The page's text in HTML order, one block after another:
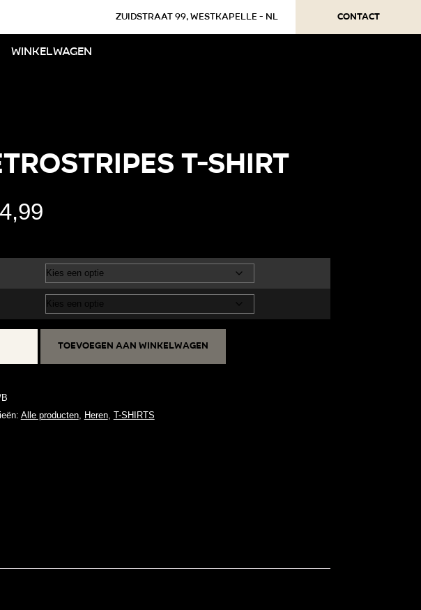
Zuidstraat 99, Westkapelle - NL Contact
Winkelwagen
T-SHIRT
Toevoegen aan winkelwagen
B
Alle producten, Heren, T-SHIRTS